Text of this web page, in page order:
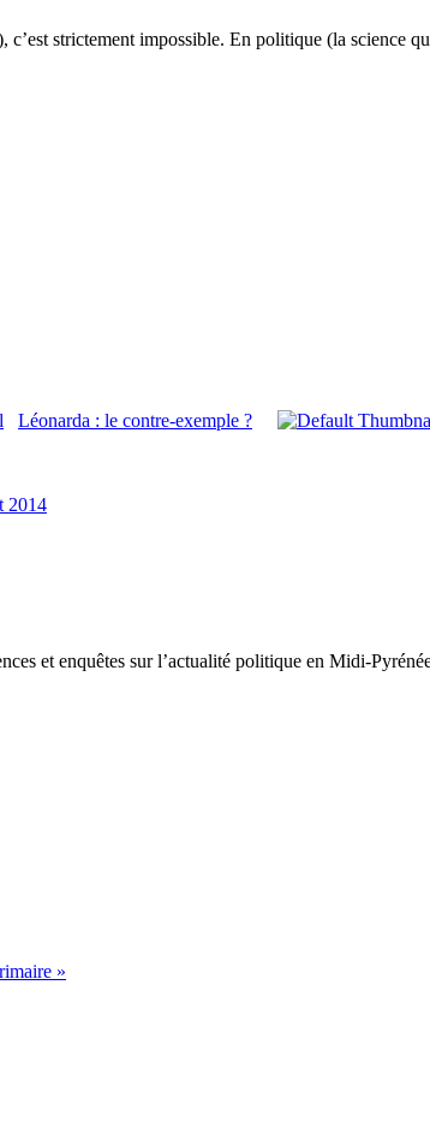
strictement impossible. En politique (la science
Léonarda : le contre-exemple ?
2014
et enquêtes sur l’actualité politique en Midi-
»